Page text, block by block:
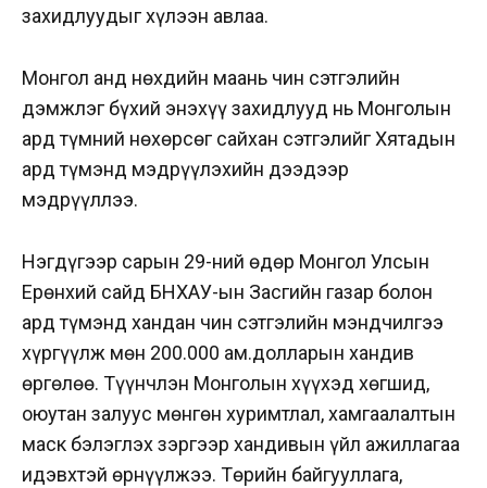
захидлуудыг хүлээн авлаа.
Монгол анд нөхдийн маань чин сэтгэлийн
дэмжлэг бүхий энэхүү захидлууд нь Монголын
ард түмний нөхөрсөг сайхан сэтгэлийг Хятадын
ард түмэнд мэдрүүлэхийн дээдээр
мэдрүүллээ.
Нэгдүгээр сарын 29-ний өдөр Монгол Улсын
Ерөнхий сайд БНХАУ-ын Засгийн газар болон
ард түмэнд хандан чин сэтгэлийн мэндчилгээ
хүргүүлж мөн 200.000 ам.долларын хандив
өргөлөө. Түүнчлэн Монголын хүүхэд хөгшид,
оюутан залуус мөнгөн хуримтлал, хамгаалалтын
маск бэлэглэх зэргээр хандивын үйл ажиллагаа
идэвхтэй өрнүүлжээ. Төрийн байгууллага,